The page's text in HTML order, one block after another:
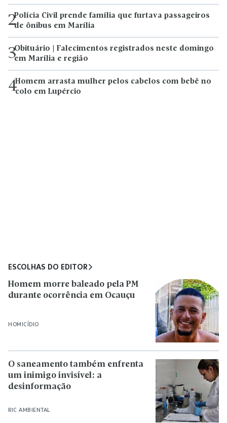
2Polícia Civil prende família que furtava passageiros
de ônibus em Marília
3Obituário | Falecimentos registrados neste domingo
em Marília e região
4Homem arrasta mulher pelos cabelos com bebê no
colo em Lupércio
ESCOLHAS DO EDITOR
HOMICÍDIO
Homem morre baleado pela PM
durante ocorrência em Ocauçu
RIC AMBIENTAL
O saneamento também enfrenta
um inimigo invisível: a
desinformação